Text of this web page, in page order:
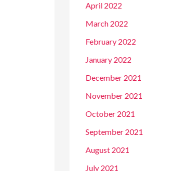
April 2022
March 2022
February 2022
January 2022
December 2021
November 2021
October 2021
September 2021
August 2021
July 2021